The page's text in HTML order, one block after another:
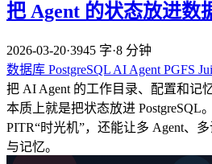
把 Agent 的状态放进数
2026-03-20·3945 字·8 分钟
数据库 PostgreSQL AI Agent PGFS
把 AI Agent 的工作目录、配置和记
本质上就是把状态放进 PostgreSQL
PITR“时光机”，还能让多 Agent、
与记忆。